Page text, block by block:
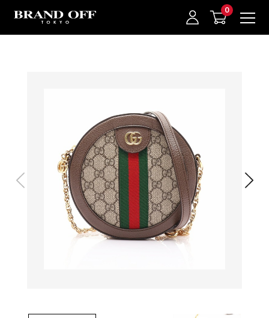
中古名牌業界No.1的BRAND OFF。BRAND OFF官網購物/h1>